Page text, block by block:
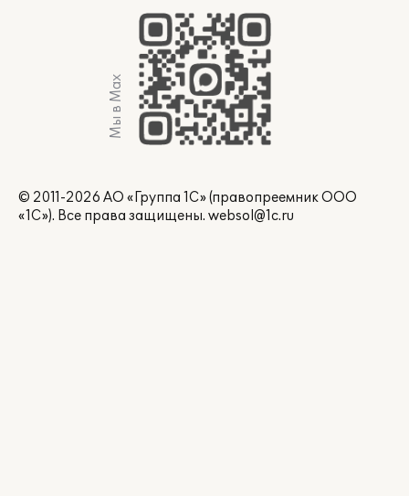
Мы в Max
© 2011-2026 АО «Группа 1С» (правопреемник ООО
«1С»). Все права защищены. websol@1c.ru